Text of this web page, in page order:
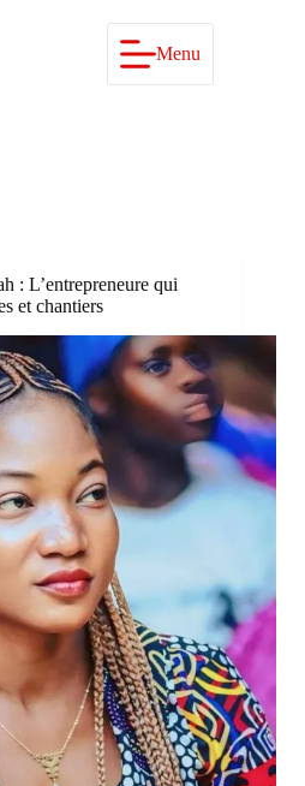
Menu
: L’entrepreneure qui
et chantiers